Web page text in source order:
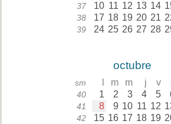
37 10 11 12 13 14
38 17 18 19 20 21
39 24 25 26 27 28
octubre
sm m m j v
40 1 2 3 4 5
41 8 9 10 11 12
42 15 16 17 18 19